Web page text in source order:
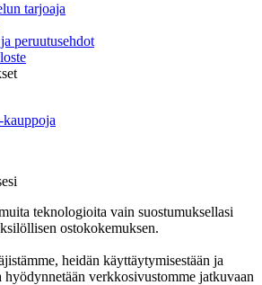
tarjoaja
peruutusehdot
teknologioita vain suostumuksellasi
ostokokemuksen.
heidän käyttäytymisestään ja
hyödynnetään verkkosivustomme jatkuvaan